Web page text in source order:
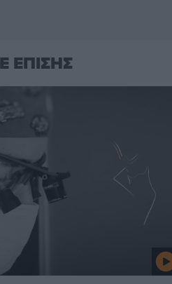
ΕΠΙΣΗΣ